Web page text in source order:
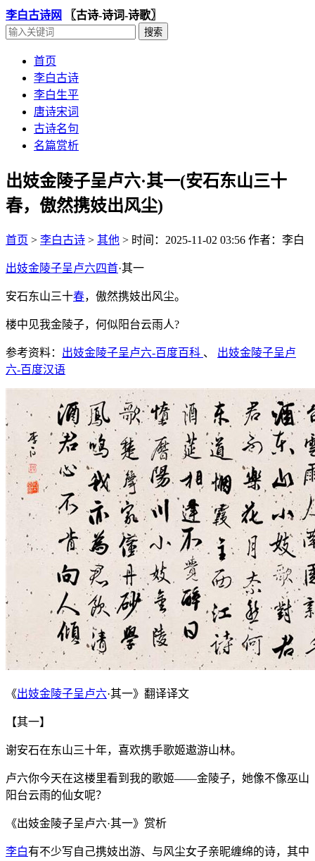
李白古诗网 〖古诗-诗词-诗歌〗
首页
李白古诗
李白生平
唐诗宋词
古诗名句
名篇赏析
出妓金陵子呈卢六·其一(安石东山三十
春，傲然携妓出风尘)
首页 > 李白古诗 > 其他 > 时间：2025-11-02 03:56 作者：李白
出妓金陵子呈卢六四首·其一
安石东山三十春，傲然携妓出风尘。
楼中见我金陵子，何似阳台云雨人?
参考资料： 出妓金陵子呈卢六-百度百科 、 出妓金陵子呈卢
六-百度汉语
《出妓金陵子呈卢六·其一》翻译译文
【其一】
谢安石在东山三十年，喜欢携手歌姬遨游山林。
卢六你今天在这楼里看到我的歌姬——金陵子，她像不像巫山
阳台云雨的仙女呢？
《出妓金陵子呈卢六·其一》赏析
李白有不少写自己携妓出游、与风尘女子亲昵缠绵的诗，其中